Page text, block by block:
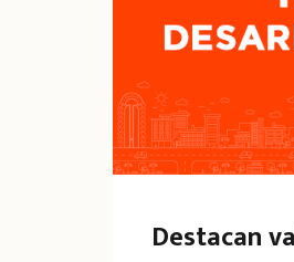
Destacan